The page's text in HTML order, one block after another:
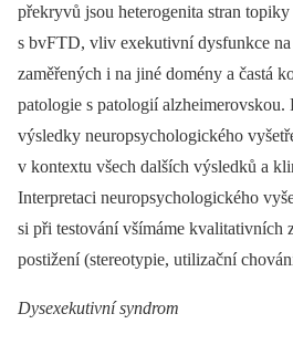
překryvů jsou heterogenita stran
s bvFTD, vliv exekutivní dysfunkce na
zaměřených i na jiné domény a častá
patologie s patologií alzheimerovskou.
výsledky neuropsychologického
v kontextu všech dalších výsledků a
Interpretaci neuropsychologického
si při testování všímáme kvalitativních
postižení (stereotypie, utilizační
Dysexekutivní syndrom